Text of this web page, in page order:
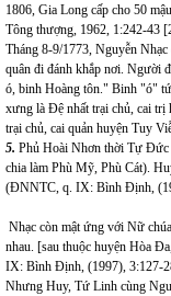
1806, Gia Long cấp cho 50
Tông thượng, 1962, 1:242-43
Tháng 8-9/1773, Nguyễn
quân đi đánh khắp nơi. Người
ó, binh Hoàng tôn." Binh "ó"
xưng là Đệ nhất trại chủ, cai
trại chủ, cai quản huyện Tuy
5. Phủ Hoài Nhơn thời Tự
chia làm Phù Mỹ, Phù Cát).
(ĐNNTC, q. IX: Bình Định,
Nhạc còn mật ứng với Nữ
nhau. [sau thuộc huyện Hòa
IX: Bình Định, (1997), 3:127-
Nhưng Huy, Tứ Linh cùng